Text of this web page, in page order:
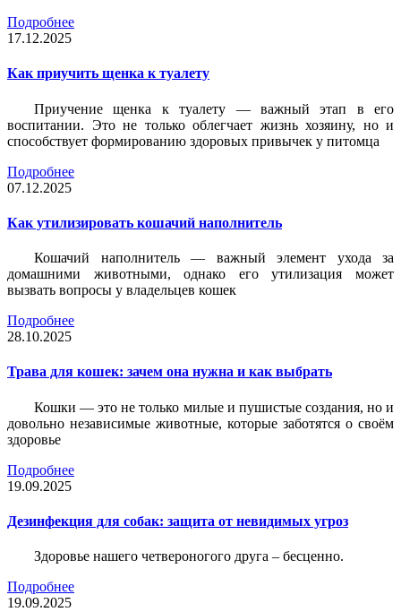
Подробнее
17.12.2025
Как приучить щенка к туалету
Приучение щенка к туалету — важный этап в его
воспитании. Это не только облегчает жизнь хозяину, но и
способствует формированию здоровых привычек у питомца
Подробнее
07.12.2025
Как утилизировать кошачий наполнитель
Кошачий наполнитель — важный элемент ухода за
домашними животными, однако его утилизация может
вызвать вопросы у владельцев кошек
Подробнее
28.10.2025
Трава для кошек: зачем она нужна и как выбрать
Кошки — это не только милые и пушистые создания, но и
довольно независимые животные, которые заботятся о своём
здоровье
Подробнее
19.09.2025
Дезинфекция для собак: защита от невидимых угроз
Здоровье нашего четвероногого друга – бесценно.
Подробнее
19.09.2025